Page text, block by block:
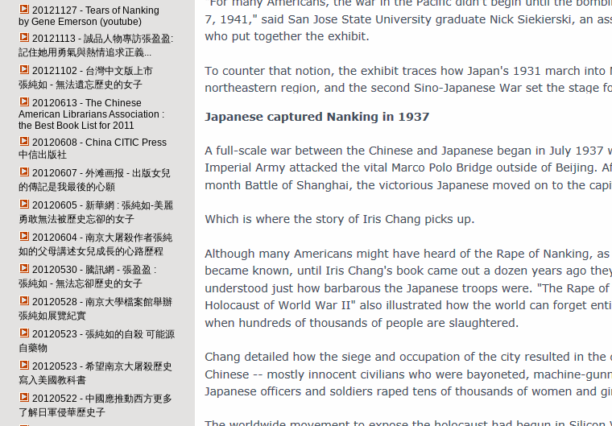
20121127 - Tears of Nanking
by Gene Emerson (youtube)
20121113 - 誠品人物專訪張盈盈:
記住她用勇氣與熱情追求正義...
20121102 - 台灣中文版上市
張純如 - 無法遺忘歷史的女子
20120613 - The Chinese
American Librarians Association :
the Best Book List for 2011
20120608 - China CITIC Press
中信出版社
20120607 - 外滩画报 - 出版女兒
的傳記是我最後的心願
20120605 - 新華網 : 張純如-美麗
勇敢無法被歷史忘卻的女子
20120604 - 南京大屠殺作者張純
如的父母講述女兒成長的心路歷程
20120530 - 騰訊網 - 張盈盈 :
張純如 - 無法忘卻歷史的女子
20120528 - 南京大學檔案館舉辦
張純如展覽紀實
20120523 - 張純如的自殺 可能源
自藥物
20120523 - 希望南京大屠殺歷史
寫入美國教科書
20120522 - 中國應推動西方更多
了解日軍侵華歷史子